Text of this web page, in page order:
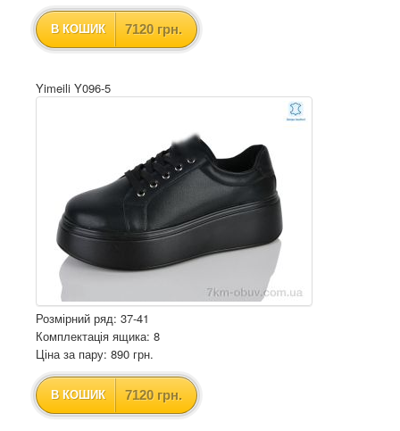
В КОШИК 7120 грн.
Yimeili Y096-5
Розмірний ряд: 37-41
Комплектація ящика: 8
Ціна за пару: 890 грн.
В КОШИК 7120 грн.